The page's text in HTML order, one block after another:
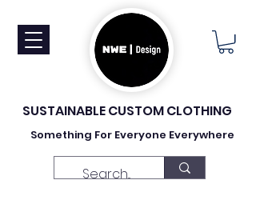
SUSTAINABLE CUSTOM CLOTHING
Something For Everyone Everywhere